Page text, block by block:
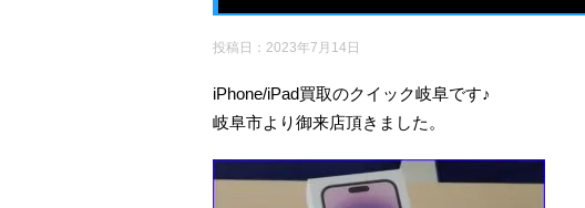
投稿日： 2023年7月14日
iPhone/iPad買取のクイック岐阜です♪
岐阜市より御来店頂きました。